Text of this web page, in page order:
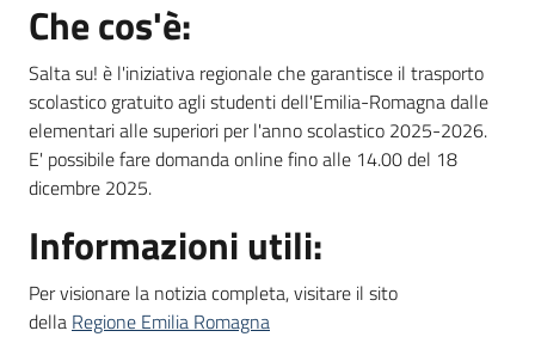
Informazioni
Newsletter
Che cos'è:
Salta su! è l'iniziativa regionale che garantisce il trasporto
scolastico gratuito agli studenti dell'Emilia-Romagna dalle
elementari alle superiori per l'anno scolastico 2025-2026.
E' possibile fare domanda online fino alle 14.00 del 18
dicembre 2025.
Informazioni utili:
Per visionare la notizia completa, visitare il sito
della Regione Emilia Romagna